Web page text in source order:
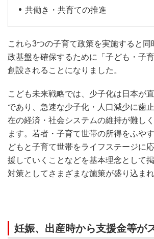
共働き・共育ての推進
これら3つの子育て政策を実施すると
政基盤を確保するために「子ども・子
創設されることになりました。
こども未来戦略では、少子化は日本が
であり、急速な少子化・人口減少に歯
在の経済・社会システムの維持が難し
ます。若者・子育て世帯の所得をふや
どもと子育て世帯をライフステージに
援していくことなどを基本理念として
対策としてさまざまな施策が盛り込まれ
妊娠、出産時から支援金等が